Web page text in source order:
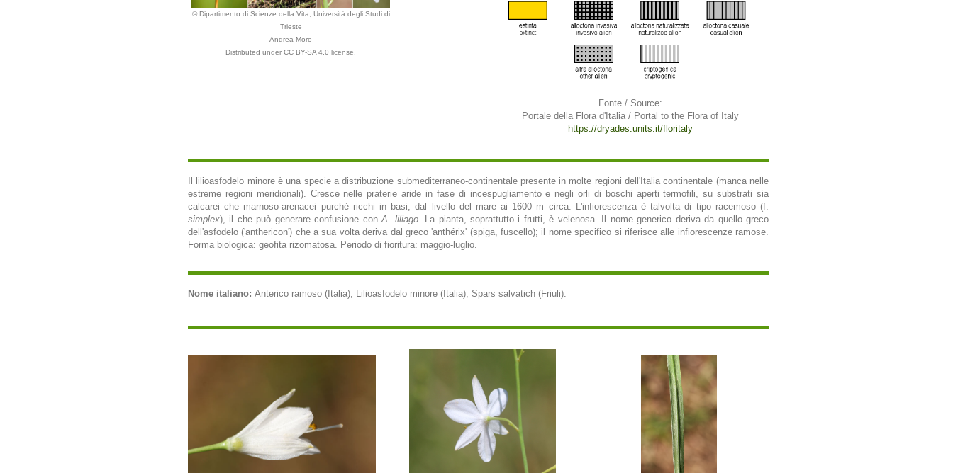
© Dipartimento di Scienze della Vita, Università degli Studi di
Trieste
Andrea Moro
Distributed under CC BY-SA 4.0 license.
Fonte / Source:
Portale della Flora d'Italia / Portal to the Flora of Italy
https://dryades.units.it/floritaly
Il lilioasfodelo minore è una specie a distribuzione submediterraneo-continentale presente in molte regioni dell'Italia continentale (manca nelle
estreme regioni meridionali). Cresce nelle praterie aride in fase di incespugliamento e negli orli di boschi aperti termofili, su substrati sia
calcarei che marnoso-arenacei purché ricchi in basi, dal livello del mare ai 1600 m circa. L'infiorescenza è talvolta di tipo racemoso (f.
simplex), il che può generare confusione conA. liliago. La pianta, soprattutto i frutti, è velenosa. Il nome generico deriva da quello greco
dell'asfodelo ('anthericon') che a sua volta deriva dal greco 'anthérix' (spiga, fuscello); il nome specifico si riferisce alle infiorescenze ramose.
Forma biologica: geofita rizomatosa. Periodo di fioritura: maggio-luglio.
Nome italiano: Anterico ramoso (Italia), Lilioasfodelo minore (Italia), Spars salvatich (Friuli).